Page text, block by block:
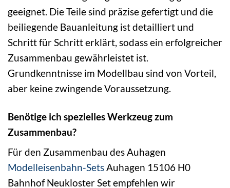
geeignet. Die Teile sind präzise gefertigt und die
beiliegende Bauanleitung ist detailliert und
Schritt für Schritt erklärt, sodass ein erfolgreicher
Zusammenbau gewährleistet ist.
Grundkenntnisse im Modellbau sind von Vorteil,
aber keine zwingende Voraussetzung.
Benötige ich spezielles Werkzeug zum
Zusammenbau?
Für den Zusammenbau des Auhagen
Modelleisenbahn-SetsAuhagen 15106 H0
Bahnhof Neukloster Set empfehlen wir